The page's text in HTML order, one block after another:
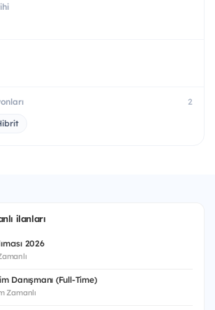
2
ilanları
2026
Danışmanı (Full-Time)
Zamanlı